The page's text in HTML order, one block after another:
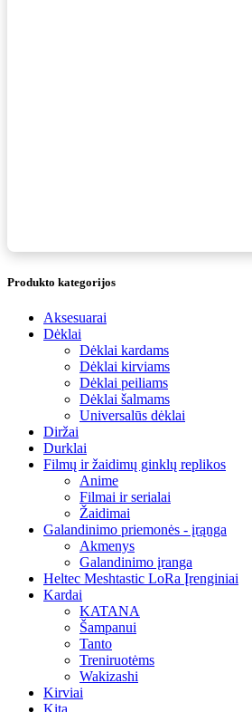
Produkto kategorijos
Aksesuarai
Dėklai
Dėklai kardams
Dėklai kirviams
Dėklai peiliams
Dėklai šalmams
Universalūs dėklai
Diržai
Durklai
Filmų ir žaidimų ginklų replikos
Anime
Filmai ir serialai
Žaidimai
Galandinimo priemonės - įrąnga
Akmenys
Galandinimo įranga
Heltec Meshtastic LoRa Įrenginiai
Kardai
KATANA
Šampanui
Tanto
Treniruotėms
Wakizashi
Kirviai